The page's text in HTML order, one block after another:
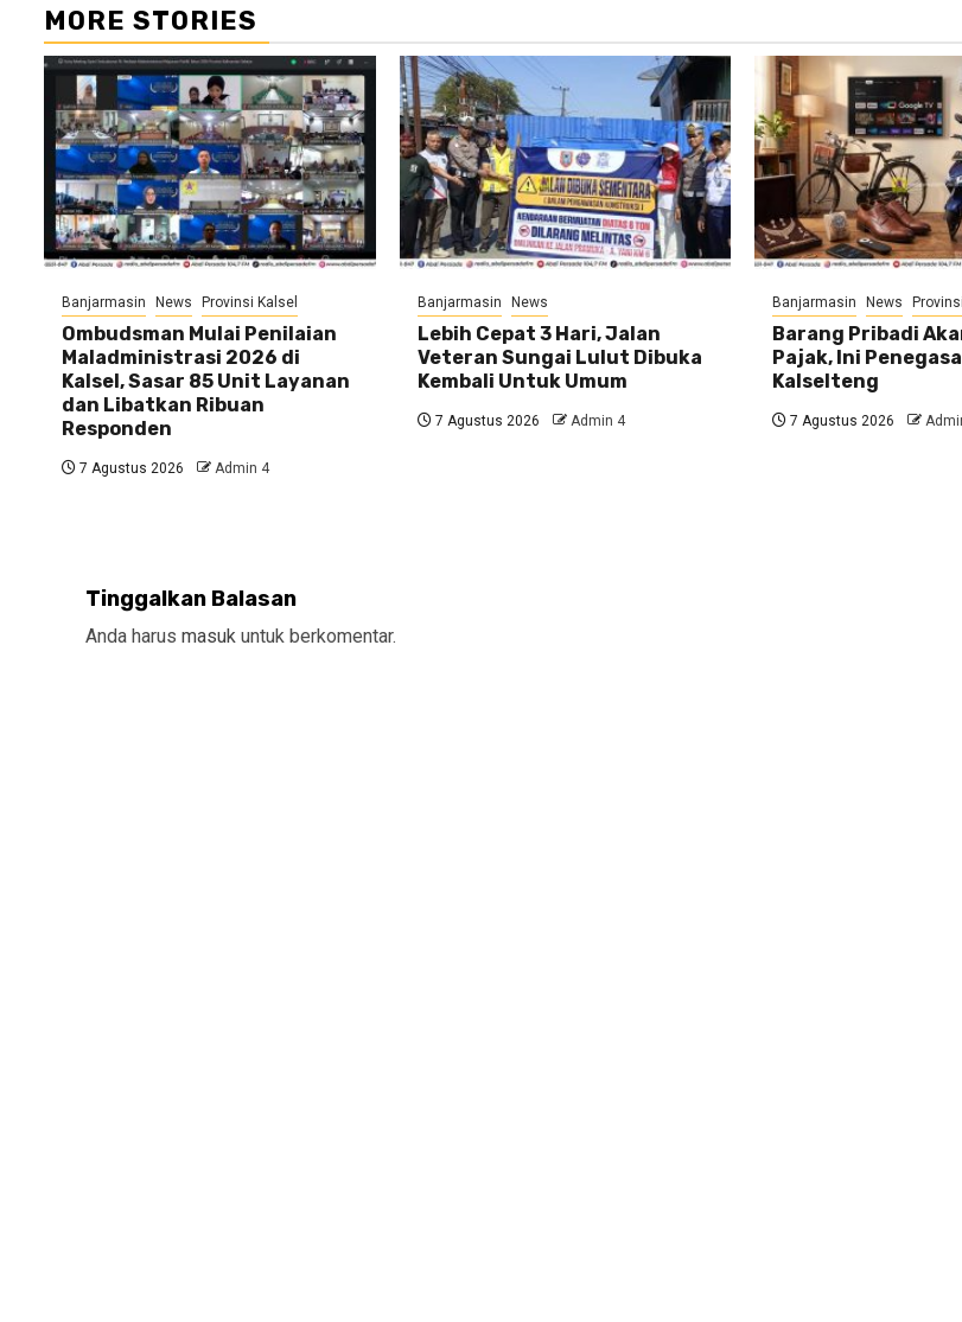
MORE STORIES
Banjarmasin News Provinsi Kalsel
Ombudsman Mulai Penilaian
Maladministrasi 2026 di
Kalsel, Sasar 85 Unit Layanan
dan Libatkan Ribuan
Responden
7 Agustus 2026 Admin 4
Banjarmasin News
Lebih Cepat 3 Hari, Jalan
Veteran Sungai Lulut Dibuka
Kembali Untuk Umum
7 Agustus 2026 Admin 4
Banjarmasin News
Barang Pribadi
Pajak, Ini
Kalselteng
7 Agustus 2026
Tinggalkan Balasan
Anda harus masuk untuk berkomentar.